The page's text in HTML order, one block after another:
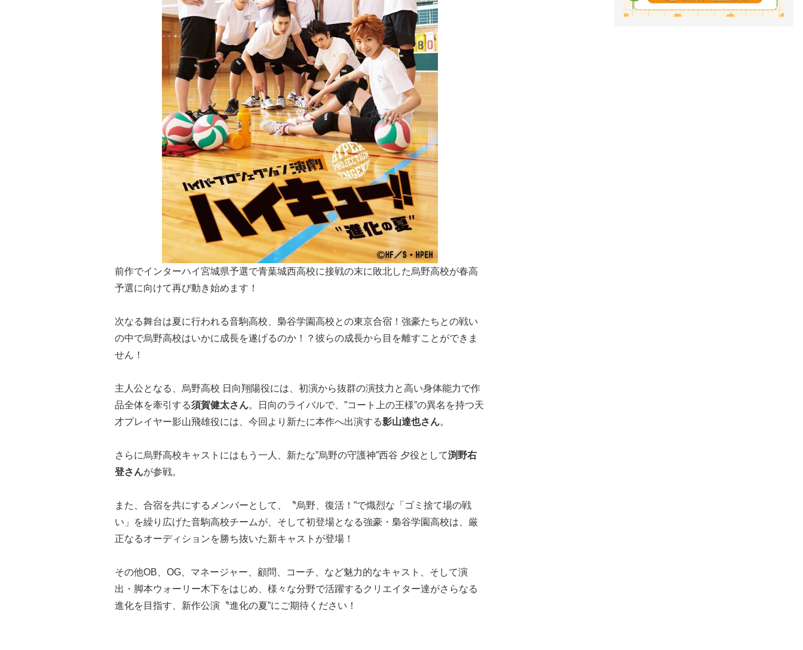
前作でインターハイ宮城県予選で青葉城西高校に接戦の末に敗北した烏野高校が春高
予選に向けて再び動き始めます！
次なる舞台は夏に行われる音駒高校、梟谷学園高校との東京合宿！強豪たちとの戦い
の中で烏野高校はいかに成長を遂げるのか！？彼らの成長から目を離すことができま
せん！
主人公となる、烏野高校 日向翔陽役には、初演から抜群の演技力と高い身体能力で作
品全体を牽引する須賀健太さん。日向のライバルで、”コート上の王様”の異名を持つ天
才プレイヤー影山飛雄役には、今回より新たに本作へ出演する影山達也さん。
さらに烏野高校キャストにはもう一人、新たな”烏野の守護神”西谷 夕役として渕野右
登さんが参戦。
また、合宿を共にするメンバーとして、〝烏野、復活！”で熾烈な「ゴミ捨て場の戦
い」を繰り広げた音駒高校チームが、そして初登場となる強豪・梟谷学園高校は、厳
正なるオーディションを勝ち抜いた新キャストが登場！
その他OB、OG、マネージャー、顧問、コーチ、など魅力的なキャスト、そして演
出・脚本ウォーリー木下をはじめ、様々な分野で活躍するクリエイター達がさらなる
進化を目指す、新作公演〝進化の夏”にご期待ください！